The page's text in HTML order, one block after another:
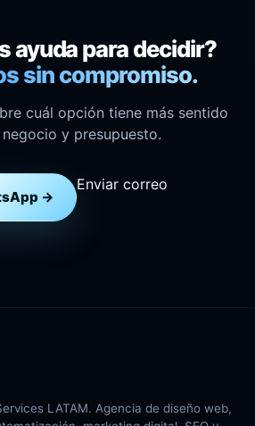
ayuda para decidir?
sin compromiso.
cuál opción tiene más sentido
y presupuesto.
→
Enviar correo
LATAM. Agencia de diseño web,